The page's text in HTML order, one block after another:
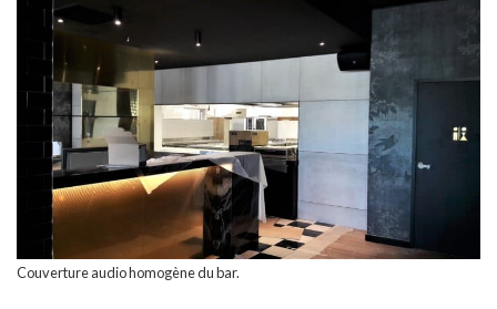
Couverture audio homogène du bar.